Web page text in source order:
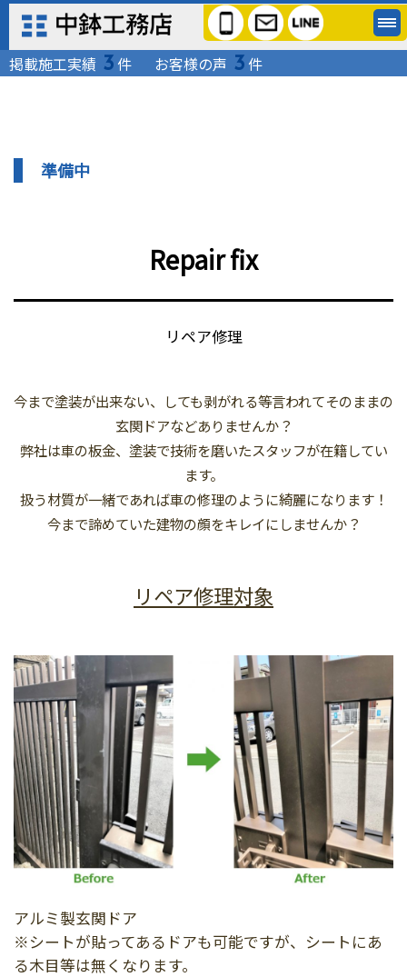
掲載施工実績 3 件 お客様の声 3 件
準備中
Repair fix
リペア修理
今まで塗装が出来ない、しても剥がれる等言われてそのままの
玄関ドアなどありませんか？
弊社は車の板金、塗装で技術を磨いたスタッフが在籍してい
ます。
扱う材質が一緒であれば車の修理のように綺麗になります！
今まで諦めていた建物の顔をキレイにしませんか？
リペア修理対象
アルミ製玄関ドア
※シートが貼ってあるドアも可能ですが、シートにあ
る木目等は無くなります。